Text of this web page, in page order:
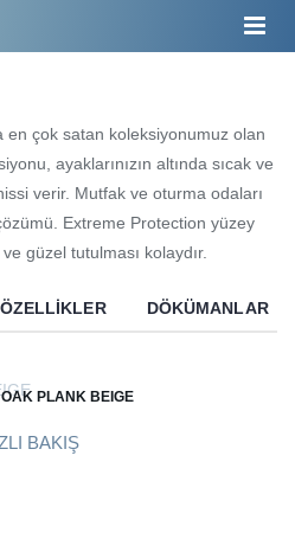
en çok satan koleksiyonumuz olan
ayaklarınızın altında sıcak ve
verir. Mutfak ve oturma odaları
Extreme Protection yüzey
güzel tutulması kolaydır.
DÖKÜMANLAR
PLANK BEIGE
BAKIŞ